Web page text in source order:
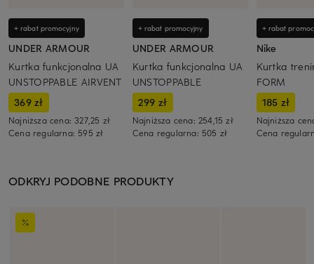
+ rabat promocyjny
UNDER ARMOUR
Kurtka funkcjonalna UA
UNSTOPPABLE AIRVENT
369 zł
Najniższa cena:327,25 zł
Cena regularna: 595 zł
+ rabat promocyjny
UNDER ARMOUR
Kurtka funkcjonalna UA
UNSTOPPABLE
299 zł
Najniższa cena: 254,15 zł
Cena regularna: 505 zł
+ rabat
Nike
Kurtka
FORM
185 zł
Najniższa
Cena
ODKRYJ PODOBNE PRODUKTY